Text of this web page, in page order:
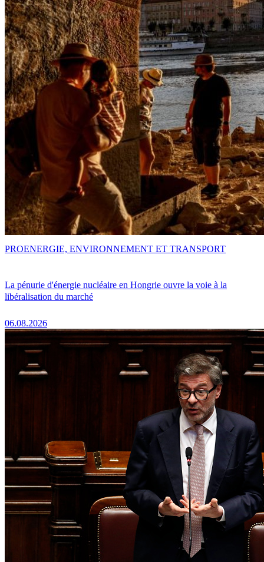
La pénurie d'énergie nucléaire en Hongrie ouvre la voie à la
libéralisation du marché
06.08.2026
PROENERGIE, ENVIRONNEMENT ET TRANSPORT